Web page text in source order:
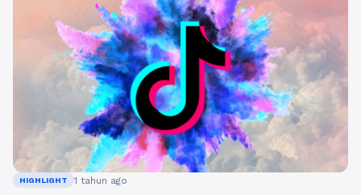
HIGHLIGHT 1 tahun ago